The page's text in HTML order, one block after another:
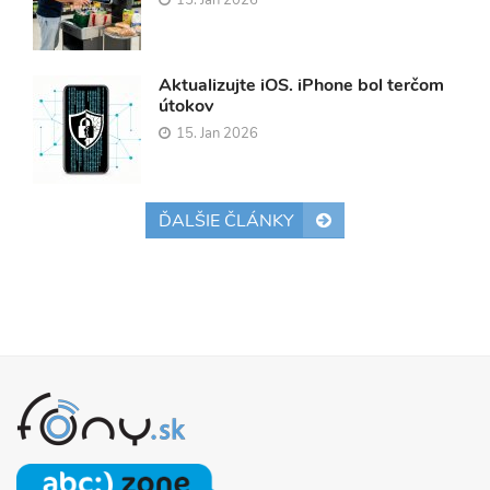
Aktualizujte iOS. iPhone bol terčom
útokov
15. Jan 2026
ĎALŠIE ČLÁNKY